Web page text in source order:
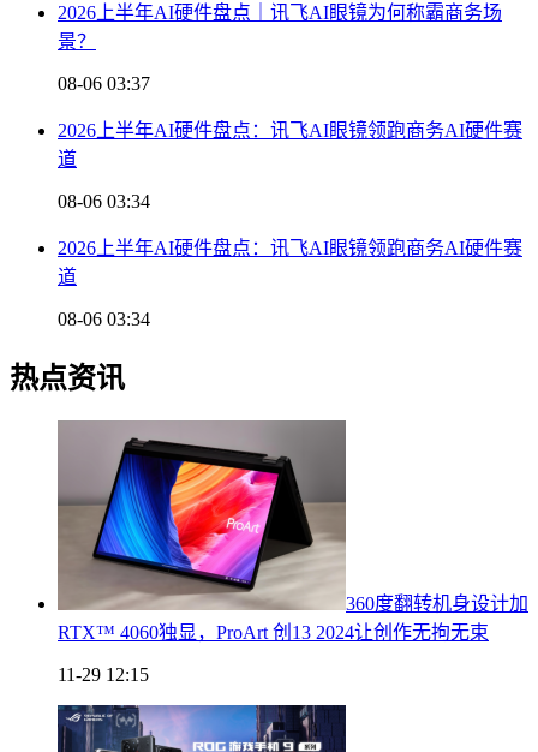
2026上半年AI硬件盘点｜讯飞AI眼镜为何称霸商务场
景？
08-06 03:37
2026上半年AI硬件盘点：讯飞AI眼镜领跑商务AI硬件赛
道
08-06 03:34
2026上半年AI硬件盘点：讯飞AI眼镜领跑商务AI硬件赛
道
08-06 03:34
热点资讯
360度翻转机身设计加
RTX™ 4060独显，ProArt 创13 2024让创作无拘无束
11-29 12:15